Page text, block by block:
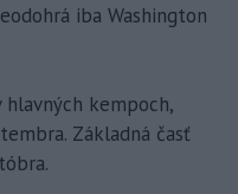
iba Washington
kempoch,
Základná časť